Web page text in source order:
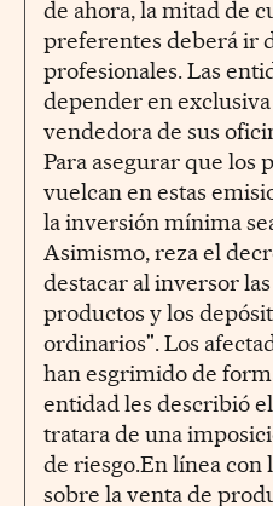
de ahora, la mitad de
preferentes deberá ir
profesionales. Las
depender en
vendedora de sus
Para asegurar que los
vuelcan en estas
la inversión mínima
Asimismo, reza el
destacar al inversor
productos y los
ordinarios". Los
han esgrimido de
entidad les describió
tratara de una
de riesgo.En línea
sobre la venta de